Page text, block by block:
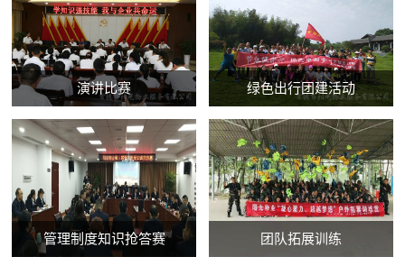
演讲比赛 绿色出行团建活动
管理制度知识抢答赛 团队拓展训练